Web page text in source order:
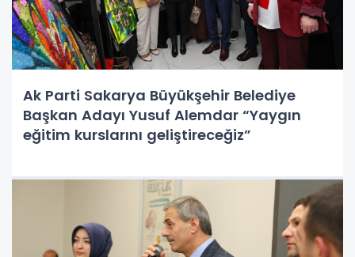
Ak Parti Sakarya Büyükşehir Belediye
Başkan Adayı Yusuf Alemdar “Yaygın
eğitim kurslarını geliştireceğiz”